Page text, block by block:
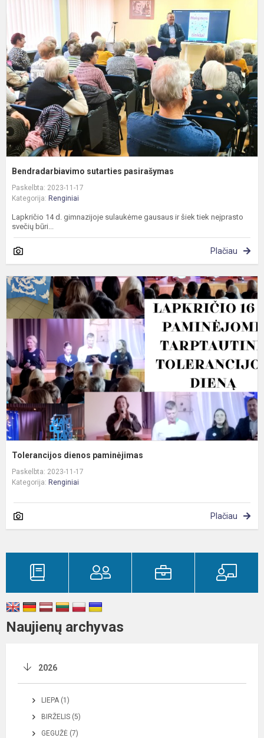
Bendradarbiavimo sutarties pasirašymas
Paskelbta: 2023-11-17
Kategorija: Renginiai
Lapkričio 14 d. gimnazijoje sulaukėme gausaus ir šiek tiek neįprasto
svečių būri...
Plačiau
Tolerancijos dienos paminėjimas
Paskelbta: 2023-11-17
Kategorija: Renginiai
Plačiau
Naujienų archyvas
2026
LIEPA (1)
BIRŽELIS (5)
GEGUŽĖ (7)